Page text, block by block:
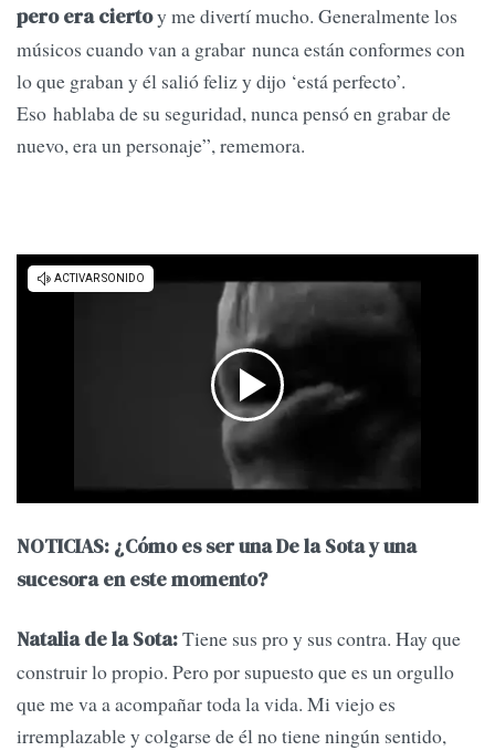
pero era ciertoy me divertí mucho. Generalmente los
músicos cuando van a grabar nunca están conformes con
lo que graban y él salió feliz y dijo ‘está perfecto’.
Eso hablaba de su seguridad, nunca pensó en grabar de
nuevo, era un personaje”, rememora.
NOTICIAS: ¿Cómo es ser una De la Sota y una
sucesora en este momento?
Natalia de la Sota:Tiene sus pro y sus contra. Hay que
construir lo propio. Pero por supuesto que es un orgullo
que me va a acompañar toda la vida. Mi viejo es
irremplazable y colgarse de él no tiene ningún sentido,